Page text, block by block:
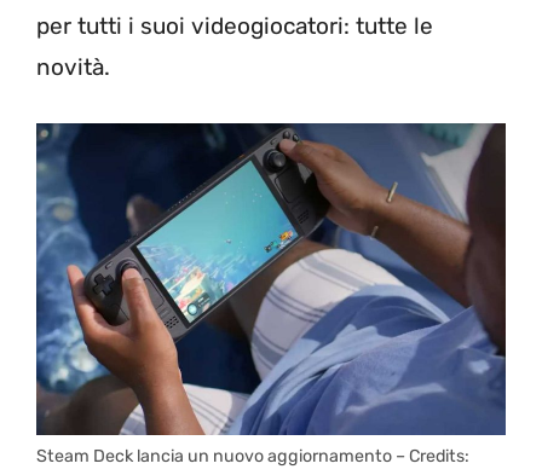
per tutti i suoi videogiocatori: tutte le
novità.
Steam Deck lancia un nuovo aggiornamento – Credits: